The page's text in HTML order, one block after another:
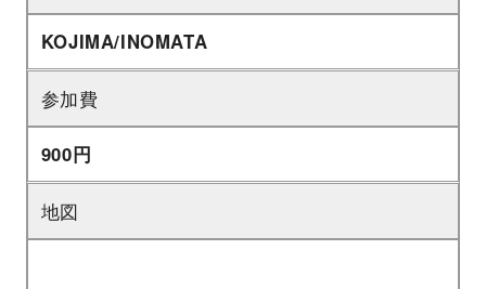
KOJIMA/INOMATA
参加費
900円
地図